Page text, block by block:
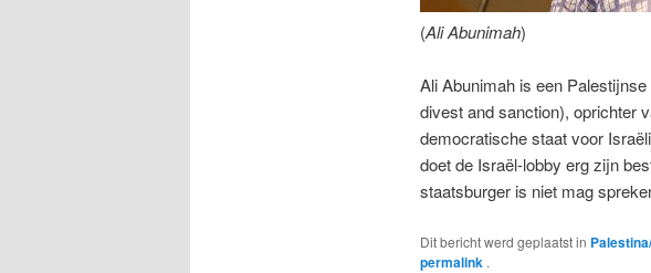
(Ali Abunimah)
Ali Abunimah is een
divest and sanction), oprichter
democratische staat voor
doet de Israël-lobby erg zijn
staatsburger is niet mag
Dit bericht werd geplaatst in
permalink .